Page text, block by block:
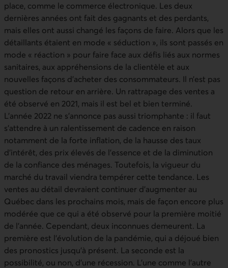
place, comme le commerce électronique. Les deux
dernières années ont fait des gagnants et des perdants,
mais elles ont aussi changé les façons de faire. Alors que les
détaillants étaient en mode « séduction », ils sont passés en
mode « réaction » pour faire face aux défis liés aux normes
sanitaires, aux appréhensions de la clientèle et aux
nouvelles façons d’acheter des consommateurs. Il n’est pas
question de retour en arrière. Un rattrapage des ventes a
été observé en 2021, mais il est bel et bien terminé.
L’année 2022 ne s’annonce pas aussi triomphante : il faut
s’attendre à un ralentissement de cadence en raison
notamment de la forte inflation, de la hausse des taux
d’intérêt, des prix élevés de l’essence et de la diminution
de la confiance des ménages. Toutefois, la vigueur du
marché du travail viendra tempérer cette tendance. Les
ventes au détail devraient continuer d’augmenter au
Québec dans les prochains mois, mais de façon encore plus
modérée que ce qui a été observé pour la première moitié
de l’année. Cependant, deux inconnues demeurent. La
première est l’évolution de la pandémie, qui a déjoué bien
des pronostics jusqu’à présent. La seconde est la
possibilité, ou non, d’une récession. L’une comme l’autre